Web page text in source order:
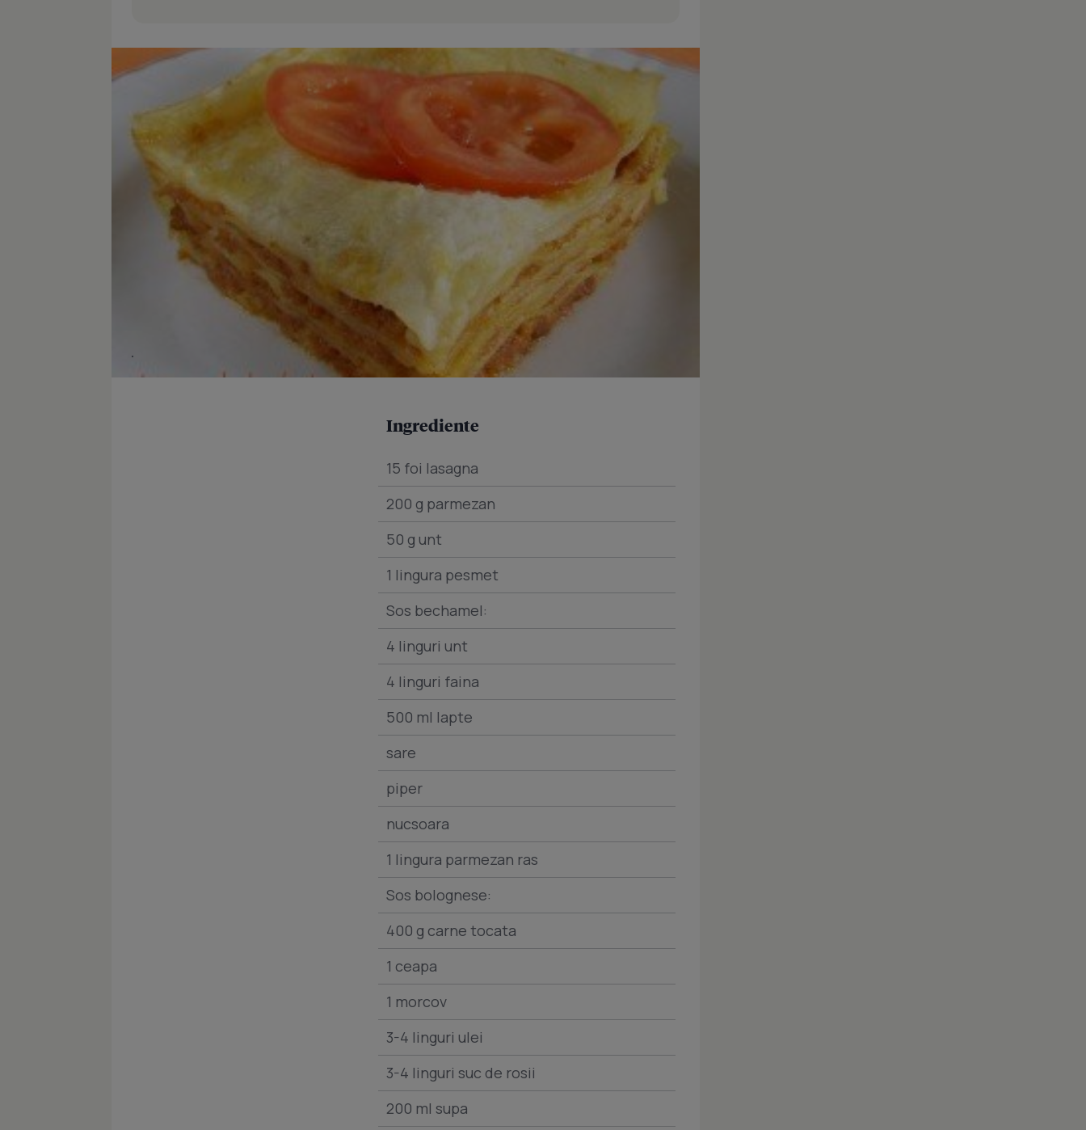
Ingrediente
15 foi lasagna
200 g parmezan
50 g unt
1 lingura pesmet
Sos bechamel:
4 linguri unt
4 linguri faina
500 ml lapte
sare
piper
nucsoara
1 lingura parmezan ras
Sos bolognese:
400 g carne tocata
1 ceapa
1 morcov
3-4 linguri ulei
3-4 linguri suc de rosii
200 ml supa